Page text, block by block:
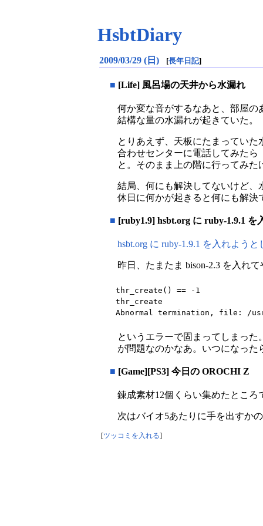
HsbtDiary
2009/03/29 (日) [長年日記]
■ [Life] 風呂場の天井から水漏れ
何か変な音がするなあと、部屋の
結構な量の水漏れが起きていた。
とりあえず、天板にたまってい
合わせセンターに電話してみたら
と。そのまま上の階に行ってみた
結局、何にも解決してないけど、
休日に何かが起きると何にも解決
■ [ruby1.9] hsbt.org に ruby-1.9.1 を
hsbt.org に ruby-1.9.1 を入れよう
昨日、たまたま bison-2.3 を入れ
thr_create() == -1
thr_create
Abnormal termination, file: /
というエラーで固まってしまった
が問題なのかなあ。いつになった
■ [Game][PS3] 今日の OROCHI Z
錬成素材12個くらい集めたところ
次はバイオ5あたりに手を出すかの
ツッコミを入れる